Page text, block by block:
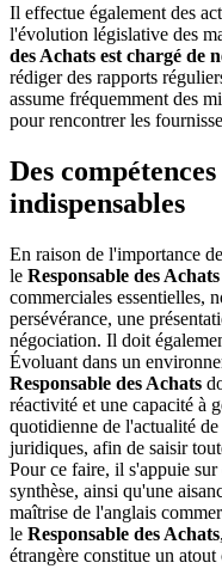
Il effectue également des
l'évolution législative des
des Achats est chargé de
rédiger des rapports
assume fréquemment des
pour rencontrer les
Des
indispensables
En raison de l'importance
le Responsable des Achats
commerciales essentielles,
persévérance, une
négociation. Il doit
Évoluant dans un
Responsable des Achats
réactivité et une capacité à
quotidienne de l'actualité
juridiques, afin de saisir
Pour ce faire, il s'appuie sur
synthèse, ainsi qu'une
maîtrise de l'anglais
le Responsable des Achats
étrangère constitue un atout